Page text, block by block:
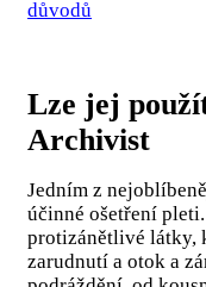
důvodů
Lze jej
Archivist
Jedním z
účinné ošetření
protizánětlivé látky,
zarudnutí a otok a